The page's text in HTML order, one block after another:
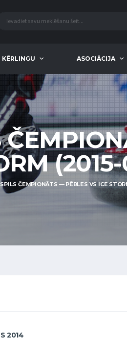
KĒRLINGU ASOCIĀCIJA
ČEMPIONĀTS — PĒRLES VS ICE
2014